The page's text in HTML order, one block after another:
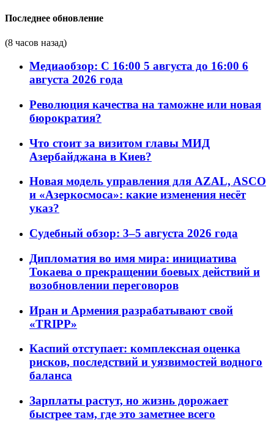
Последнее обновление
(8 часов назад)
Медиаобзор: С 16:00 5 августа до 16:00 6
августа 2026 года
Революция качества на таможне или новая
бюрократия?
Что стоит за визитом главы МИД
Азербайджана в Киев?
Новая модель управления для AZAL, ASCO
и «Азеркосмоса»: какие изменения несёт
указ?
Судебный обзор: 3–5 августа 2026 года
Дипломатия во имя мира: инициатива
Токаева о прекращении боевых действий и
возобновлении переговоров
Иран и Армения разрабатывают свой
«TRIPP»
Каспий отступает: комплексная оценка
рисков, последствий и уязвимостей водного
баланса
Зарплаты растут, но жизнь дорожает
быстрее там, где это заметнее всего